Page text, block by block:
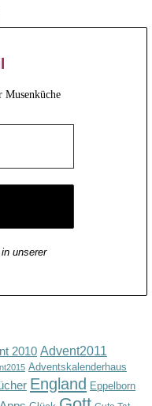
Musenküche
unserer
2010 Advent2011
Adventskalenderhaus
England Eppelborn